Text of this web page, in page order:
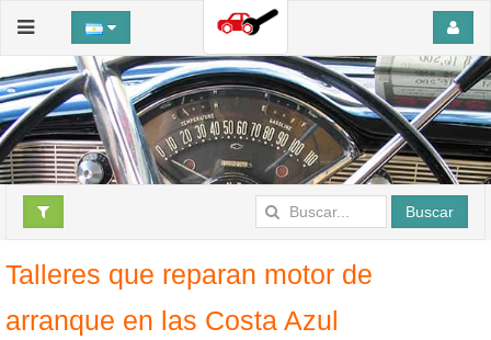
Buscar
Talleres que reparan motor de
arranque en las Costa Azul